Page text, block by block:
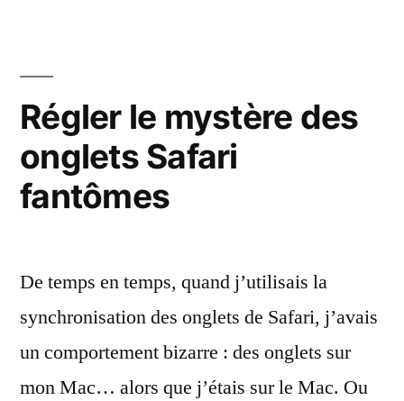
Régler le mystère des
onglets Safari
fantômes
De temps en temps, quand j’utilisais la
synchronisation des onglets de Safari, j’avais
un comportement bizarre : des onglets sur
mon Mac… alors que j’étais sur le Mac. Ou